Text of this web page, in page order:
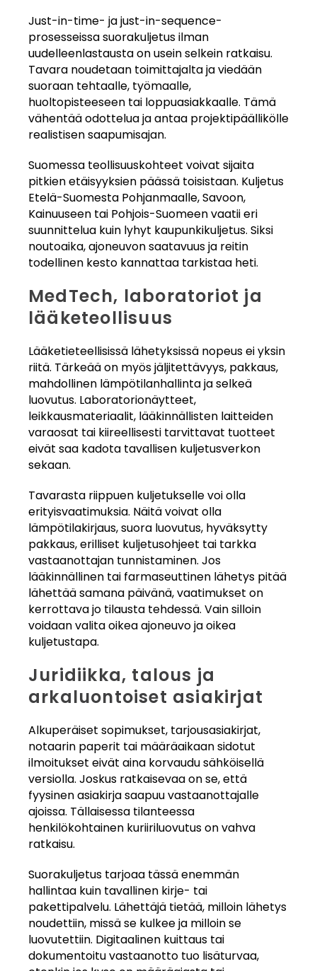
Just-in-time- ja just-in-sequence-
prosesseissa suorakuljetus ilman
uudelleenlastausta on usein selkein ratkaisu.
Tavara noudetaan toimittajalta ja viedään
suoraan tehtaalle, työmaalle,
huoltopisteeseen tai loppuasiakkaalle. Tämä
vähentää odottelua ja antaa projektipäällikölle
realistisen saapumisajan.
Suomessa teollisuuskohteet voivat sijaita
pitkien etäisyyksien päässä toisistaan. Kuljetus
Etelä-Suomesta Pohjanmaalle, Savoon,
Kainuuseen tai Pohjois-Suomeen vaatii eri
suunnittelua kuin lyhyt kaupunkikuljetus. Siksi
noutoaika, ajoneuvon saatavuus ja reitin
todellinen kesto kannattaa tarkistaa heti.
MedTech, laboratoriot ja
lääketeollisuus
Lääketieteellisissä lähetyksissä nopeus ei yksin
riitä. Tärkeää on myös jäljitettävyys, pakkaus,
mahdollinen lämpötilanhallinta ja selkeä
luovutus. Laboratorionäytteet,
leikkausmateriaalit, lääkinnällisten laitteiden
varaosat tai kiireellisesti tarvittavat tuotteet
eivät saa kadota tavallisen kuljetusverkon
sekaan.
Tavarasta riippuen kuljetukselle voi olla
erityisvaatimuksia. Näitä voivat olla
lämpötilakirjaus, suora luovutus, hyväksytty
pakkaus, erilliset kuljetusohjeet tai tarkka
vastaanottajan tunnistaminen. Jos
lääkinnällinen tai farmaseuttinen lähetys pitää
lähettää samana päivänä, vaatimukset on
kerrottava jo tilausta tehdessä. Vain silloin
voidaan valita oikea ajoneuvo ja oikea
kuljetustapa.
Juridiikka, talous ja
arkaluontoiset asiakirjat
Alkuperäiset sopimukset, tarjousasiakirjat,
notaarin paperit tai määräaikaan sidotut
ilmoitukset eivät aina korvaudu sähköisellä
versiolla. Joskus ratkaisevaa on se, että
fyysinen asiakirja saapuu vastaanottajalle
ajoissa. Tällaisessa tilanteessa
henkilökohtainen kuriiriluovutus on vahva
ratkaisu.
Suorakuljetus tarjoaa tässä enemmän
hallintaa kuin tavallinen kirje- tai
pakettipalvelu. Lähettäjä tietää, milloin lähetys
noudettiin, missä se kulkee ja milloin se
luovutettiin. Digitaalinen kuittaus tai
dokumentoitu vastaanotto tuo lisäturvaa,